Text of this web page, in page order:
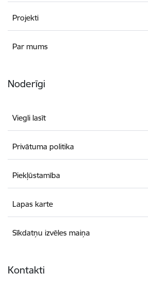
Projekti
Par mums
Noderīgi
Viegli lasīt
Privātuma politika
Piekļūstamība
Lapas karte
Sīkdatņu izvēles maiņa
Kontakti